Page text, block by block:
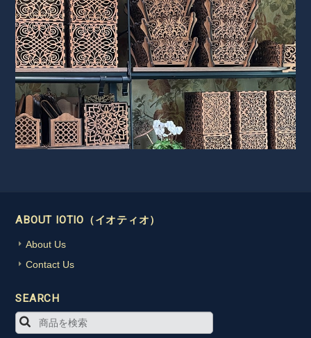
ABOUT IOTIO（イオティオ）
About Us
Contact Us
SEARCH